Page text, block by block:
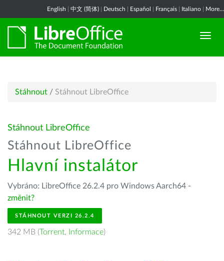
English 中文 (简体) Deutsch Español Français Italiano More...
Stáhnout / Stáhnout LibreOffice
Stáhnout LibreOffice
Stáhnout LibreOffice
Hlavní instalátor
Vybráno: LibreOffice 26.2.4 pro Windows Aarch64 -
změnit?
STÁHNOUT VERZI 26.2.4
342 MB (Torrent, Informace)